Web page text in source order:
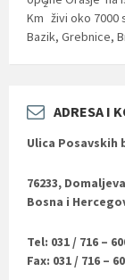
Km
2
živi oko 7000
Bazik, Grebnice,
ADRESA I
Ulica Posavskih
76233,
Bosna i
Tel: 031 / 716 –
Fax: 031 / 716 –